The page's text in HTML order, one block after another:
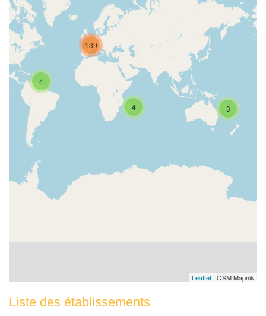
3
4
4
139
Leaflet | OSM Mapnik
Liste des établissements